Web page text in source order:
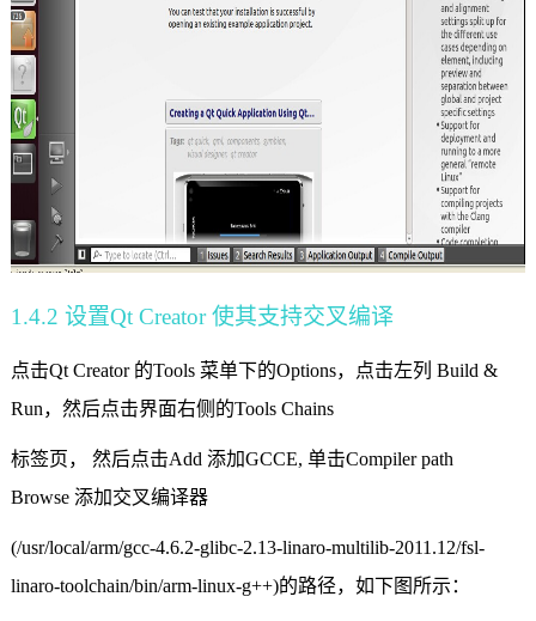
1.4.2 设置Qt Creator使其支持交叉编译
点击Qt Creator 的Tools 菜单下的Options，点击左列 Build &
Run，然后点击界面右侧的Tools Chains
标签页， 然后点击Add 添加GCCE, 单击Compiler path
Browse 添加交叉编译器
(/usr/local/arm/gcc-4.6.2-glibc-2.13-linaro-multilib-2011.12/fsl-
linaro-toolchain/bin/arm-linux-g++)的路径，如下图所示：